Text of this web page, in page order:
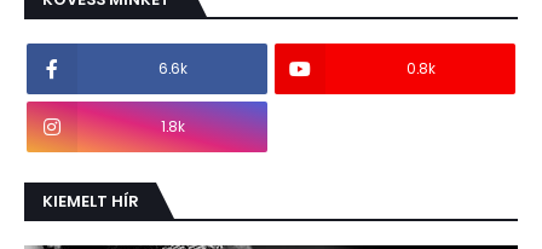
6.6k 0.8k
1.8k
KIEMELT HÍR